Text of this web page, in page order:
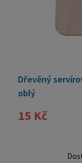
Dřevěný
oblý
15 Kč